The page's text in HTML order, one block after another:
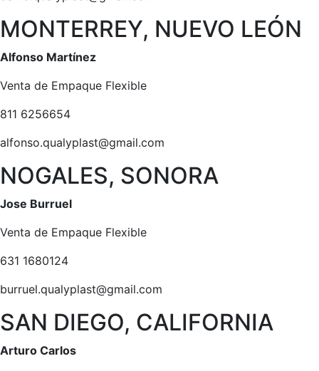
MONTERREY, NUEVO LEÓN
Alfonso Martínez
Venta de Empaque Flexible
811 6256654
alfonso.qualyplast@gmail.com
NOGALES, SONORA
Jose Burruel
Venta de Empaque Flexible
631 1680124
burruel.qualyplast@gmail.com
SAN DIEGO, CALIFORNIA
Arturo Carlos